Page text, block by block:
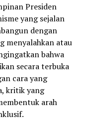
Presiden
yang sejalan
dengan
menyalahkan atau
bahwa
secara terbuka
cara yang
kritik yang
arah